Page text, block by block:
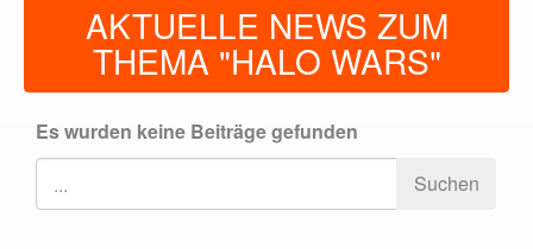
AKTUELLE NEWS ZUM
THEMA "HALO WARS"
Es wurden keine Beiträge gefunden